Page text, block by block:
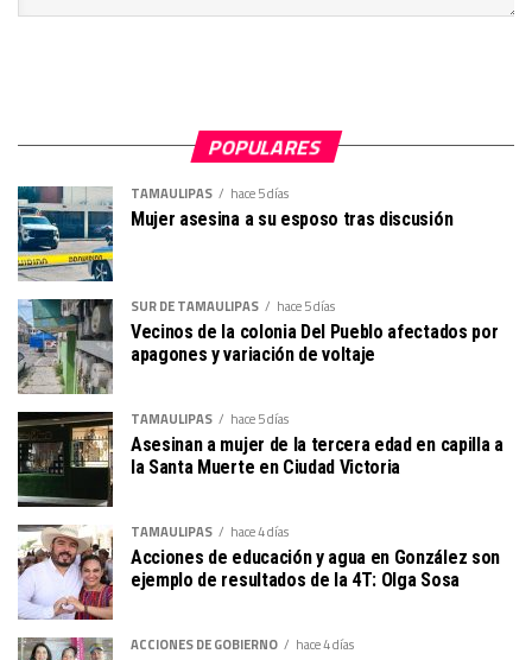
POPULARES
TAMAULIPAS hace 5 días
Mujer asesina a su esposo tras discusión
SUR DE TAMAULIPAS hace 5 días
Vecinos de la colonia Del Pueblo afectados por
apagones y variación de voltaje
TAMAULIPAS hace 5 días
Asesinan a mujer de la tercera edad en capilla a
la Santa Muerte en Ciudad Victoria
TAMAULIPAS hace 4 días
Acciones de educación y agua en González son
ejemplo de resultados de la 4T: Olga Sosa
ACCIONES DE GOBIERNO hace 4 días